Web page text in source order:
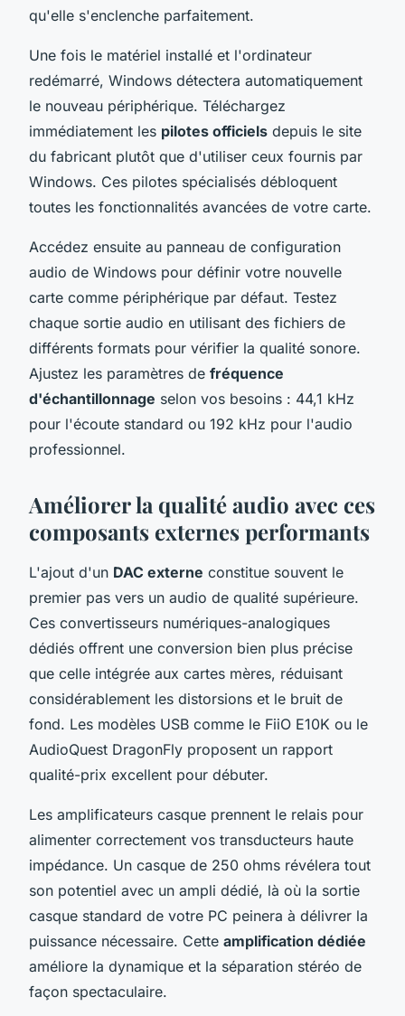
qu'elle s'enclenche parfaitement.
Une fois le matériel installé et l'ordinateur
redémarré, Windows détectera automatiquement
le nouveau périphérique. Téléchargez
immédiatement les pilotes officiels depuis le site
du fabricant plutôt que d'utiliser ceux fournis par
Windows. Ces pilotes spécialisés débloquent
toutes les fonctionnalités avancées de votre carte.
Accédez ensuite au panneau de configuration
audio de Windows pour définir votre nouvelle
carte comme périphérique par défaut. Testez
chaque sortie audio en utilisant des fichiers de
différents formats pour vérifier la qualité sonore.
Ajustez les paramètres de fréquence
d'échantillonnage selon vos besoins : 44,1 kHz
pour l'écoute standard ou 192 kHz pour l'audio
professionnel.
Améliorer la qualité audio avec ces
composants externes performants
L'ajout d'un DAC externe constitue souvent le
premier pas vers un audio de qualité supérieure.
Ces convertisseurs numériques-analogiques
dédiés offrent une conversion bien plus précise
que celle intégrée aux cartes mères, réduisant
considérablement les distorsions et le bruit de
fond. Les modèles USB comme le FiiO E10K ou le
AudioQuest DragonFly proposent un rapport
qualité-prix excellent pour débuter.
Les amplificateurs casque prennent le relais pour
alimenter correctement vos transducteurs haute
impédance. Un casque de 250 ohms révélera tout
son potentiel avec un ampli dédié, là où la sortie
casque standard de votre PC peinera à délivrer la
puissance nécessaire. Cette amplification dédiée
améliore la dynamique et la séparation stéréo de
façon spectaculaire.